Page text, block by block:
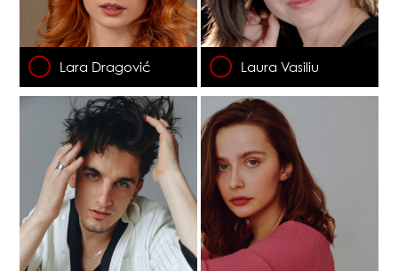
Lara Dragović Laura Vasiliu